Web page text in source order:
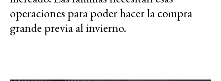
operaciones para poder hacer la compra
grande previa al invierno.